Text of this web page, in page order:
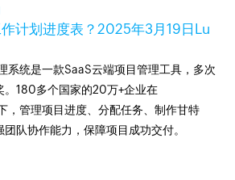
计划进度表？2025年3月19日 Lu
系统是一款SaaS云端项目管理工具，多次
。180多个国家的20万+企业在
，管理项目进度、分配任务、制作甘特
队协作能力，保障项目成功交付。